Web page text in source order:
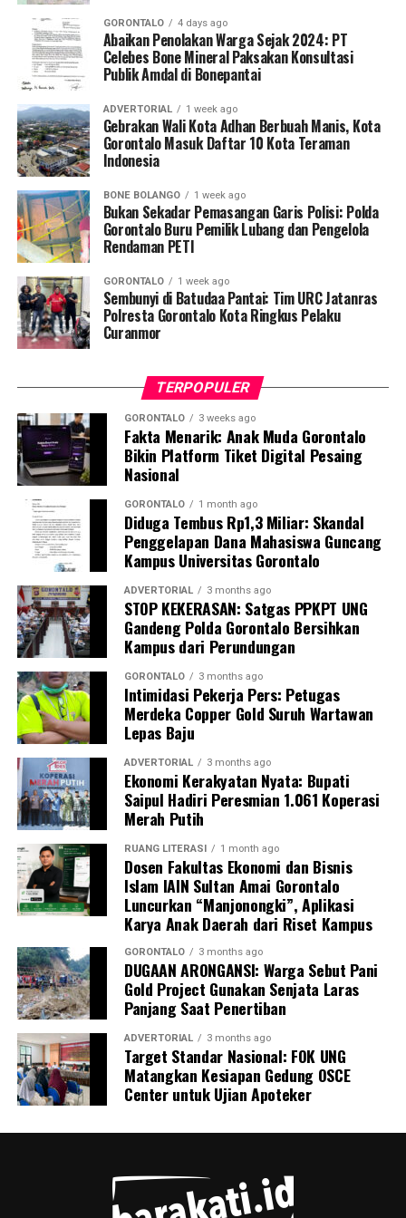
Koordinator Desa KKN Profesi Kesehatan UNG Desa
Hutadaa menekankan pentingnya posisi strategis kader
yang bersinggungan langsung dengan masyarakat
harian.
“Kader adalah pihak terdekat dengan ibu hamil dan
keluarganya. Melalui program ini, kami ingin
memastikan kader di Desa Hutadaa memiliki
kegawatdaruratan kehamilan, terutama di tengah situasi
krisis bencana, serta mampu berkoordinasi secara efektif
dengan tenaga kesehatan,” jelasnya.
Selain sesi edukasi teknis, mahasiswa UNG turut
meluncurkanBuku Panduan Manajemen
Kegawatdaruratan Ibu Hamil pada Situasi Bencana
petunjuk praktis ini berfungsi sebagai pedoman standar
bagi kader dalam melakukan deteksi dini,
pendampingan, hingga skenario evakuasi ibu hamil
berisiko tinggi.
Dosen Pembimbing Lapangan (DPL) KKN Profesi
Kesehatan UNG menegaskan bahwa pemberdayaan
kader berbasis komunitas merupakan instrumen krusial
dalam mempercepat penurunan Angka Kematian Ibu
(AKI) dan Angka Kematian Anak (AKA).
“Penyelamatan jiwa ibu hamil saat bencana tidak bisa
hanya bergantung pada fasilitas kesehatan formal.
Harus ada sistem kesiapsiagaan berbasis masyarakat
yang solid. Kehadiran buku panduan ini memperjelas
alur koordinasi penanganan darurat di lapangan,” ujar
DPL KKN.
Pelatihan berlangsung interaktif lewat simulasi
penanganan awal, diskusi kasus, hingga penyamaan
persepsi peran keluarga dalam pengawasan masa
kehamilan.
InisiatifBUMIL TANGGUHmenjadi wujud nyata
komitmen KKN Profesi Kesehatan UNG 2026 dalam
mengoptimalkan pengawasan kehamilan risiko tinggi.
Melalui sinergi mahasiswa, kader, dan pemerintah desa,
UNG berharap terbangun sistem mitigasi kebencanan
maternal yang tanggap, terintegrasi, dan berkelanjutan.
GORONTALO 4 days ago
Abaikan Penolakan Warga Sejak 2024: PT
Celebes Bone Mineral Paksakan Konsultasi
Publik Amdal di Bonepantai
ADVERTORIAL 1 week ago
Gebrakan Wali Kota Adhan Berbuah Manis, Kota
Gorontalo Masuk Daftar 10 Kota Teraman
Indonesia
BONE BOLANGO 1 week ago
Bukan Sekadar Pemasangan Garis Polisi: Polda
Gorontalo Buru Pemilik Lubang dan Pengelola
Rendaman PETI
GORONTALO 1 week ago
Sembunyi di Batudaa Pantai: Tim URC Jatanras
Polresta Gorontalo Kota Ringkus Pelaku
Curanmor
TERPOPULER
GORONTALO 3 weeks ago
Fakta Menarik: Anak Muda Gorontalo
Bikin Platform Tiket Digital Pesaing
Nasional
GORONTALO 1 month ago
Diduga Tembus Rp1,3 Miliar: Skandal
Penggelapan Dana Mahasiswa Guncang
Kampus Universitas Gorontalo
ADVERTORIAL 3 months ago
STOP KEKERASAN: Satgas PPKPT UNG
Gandeng Polda Gorontalo Bersihkan
Kampus dari Perundungan
GORONTALO 3 months ago
Intimidasi Pekerja Pers: Petugas
Merdeka Copper Gold Suruh Wartawan
Lepas Baju
ADVERTORIAL 3 months ago
Ekonomi Kerakyatan Nyata: Bupati
Saipul Hadiri Peresmian 1.061 Koperasi
Merah Putih
RUANG LITERASI 1 month ago
Dosen Fakultas Ekonomi dan Bisnis
Islam IAIN Sultan Amai Gorontalo
Luncurkan “Manjonongki”, Aplikasi
Karya Anak Daerah dari Riset Kampus
GORONTALO 3 months ago
DUGAAN ARONGANSI: Warga Sebut Pani
Gold Project Gunakan Senjata Laras
Panjang Saat Penertiban
ADVERTORIAL 3 months ago
Target Standar Nasional: FOK UNG
Matangkan Kesiapan Gedung OSCE
Center untuk Ujian Apoteker